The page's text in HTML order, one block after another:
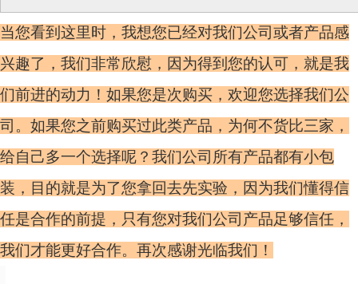
当您看到这里时，我想您已经对我们公司或者产品感
兴趣了，我们非常欣慰，因为得到您的认可，就是我
们前进的动力！如果您是次购买，欢迎您选择我们公
司。如果您之前购买过此类产品，为何不货比三家，
给自己多一个选择呢？我们公司所有产品都有小包
装，目的就是为了您拿回去先实验，因为我们懂得信
任是合作的前提，只有您对我们公司产品足够信任，
我们才能更好合作。再次感谢光临我们！